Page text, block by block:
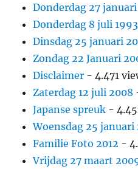
Donderdag 27
Donderdag 8 juli 1993
Dinsdag 25 januari
Zondag 22 Januari
Disclaimer - 4.471
Zaterdag 12 juli 2008
Japanse spreuk -
Woensdag 25 januari
Familie Foto 2012 -
Vrijdag 27 maart